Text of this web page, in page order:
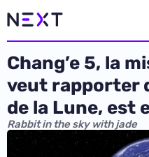
Chang’e 5, la
veut rapporter
de la Lune, est
Rabbit in the sky with jade